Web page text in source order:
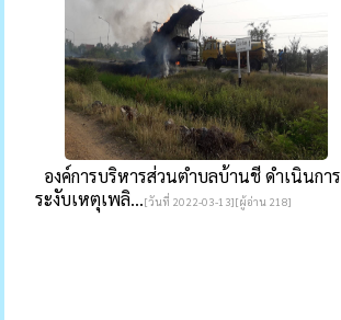
องค์การบริหารส่วนตำบลบ้านชี ดำเนินการ
ระงับเหตุเพลิ...[วันที่ 2022-03-13][ผู้อ่าน 218]